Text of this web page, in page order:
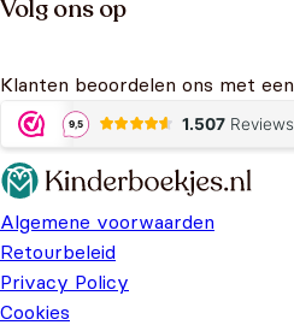
Volg ons op
Klanten beoordelen ons met een
Algemene voorwaarden
Retourbeleid
Privacy Policy
Cookies